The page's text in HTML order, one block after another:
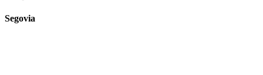
Segovia